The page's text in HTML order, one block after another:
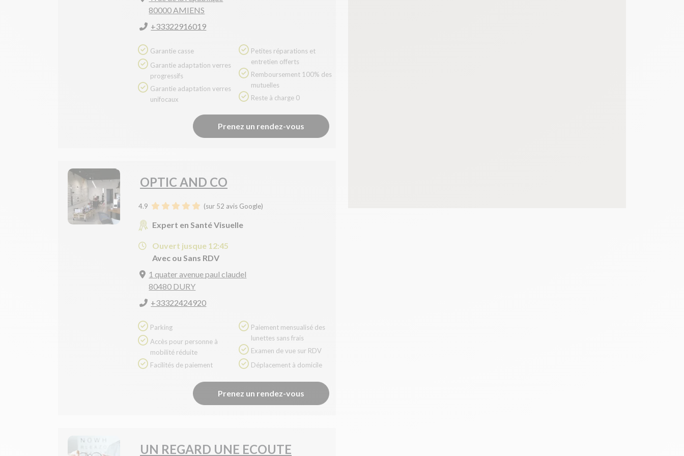
80000 AMIENS
+33322916019
Garantie casse
progressifs
unifocaux
entretien offerts
mutuelles
Reste à charge 0
Prenez un rendez-vous
OPTIC AND CO
4.9 (sur 52 avis Google)
Expert en Santé Visuelle
Ouvert jusque 12:45
Avec ou Sans RDV
1 quater avenue paul claudel
80480 DURY
+33322424920
Parking
mobilité réduite
Facilités de paiement
lunettes sans frais
Examen de vue sur RDV
Déplacement à domicile
Prenez un rendez-vous
UN REGARD UNE ECOUTE